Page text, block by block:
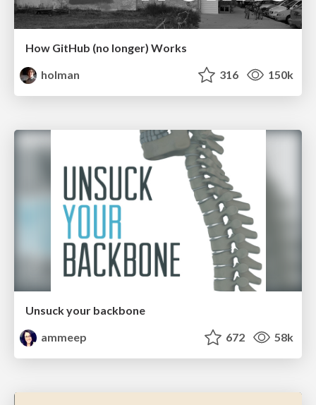
How GitHub (no longer) Works
holman
316 150k
Unsuck your backbone
ammeep
672 58k